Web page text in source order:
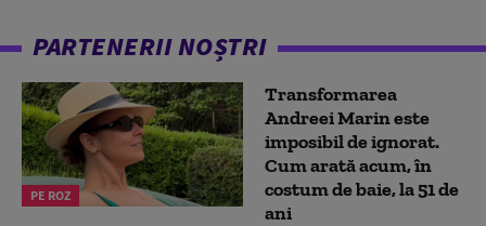
PARTENERII NOȘTRI
PE ROZ
Transformarea
Andreei Marin este
imposibil de ignorat.
Cum arată acum, în
costum de baie, la 51 de
ani